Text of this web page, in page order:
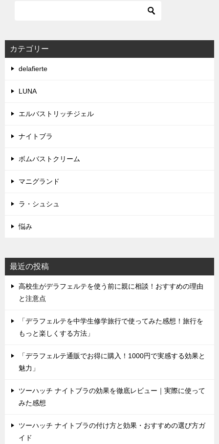
カテゴリー
delafierte
LUNA
エルバストリッチジェル
ナイトブラ
ボムバストクリーム
マニグランド
ラ・シュシュ
悩み
最近の投稿
高校生がデラフェルテを使う前に親に相談！おすすめの理由
と注意点
「デラフェルテを中学生修学旅行で使ってみた感想！旅行を
もっと楽しくする方法」
「デラフェルテ通販でお得に購入！1000円で実感する効果と
魅力」
ツーハッチ ナイトブラの効果を徹底レビュー｜実際に使って
みた感想
ツーハッチ ナイトブラの付け方と効果・おすすめの選び方ガ
イド